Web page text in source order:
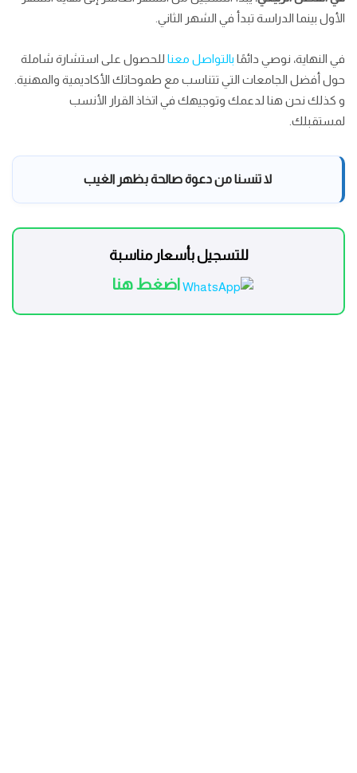
الأول بينما الدراسة تبدأ في الشهر الثاني.
في النهاية، نوصي دائمًا بالتواصل معنا للحصول على استشارة شاملة
حول أفضل الجامعات التي تتناسب مع طموحاتك الأكاديمية والمهنية.
و كذلك نحن هنا لدعمك وتوجيهك في اتخاذ القرار الأنسب
لمستقبلك.
لا تنسنا من دعوة صالحة بظهر الغيب
للتسجيل بأسعار مناسبة
اضغط هنا